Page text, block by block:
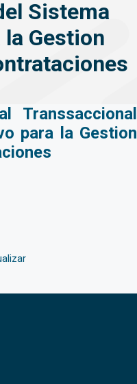
Sistema
Gestion
Transsaccional
para la Gestion